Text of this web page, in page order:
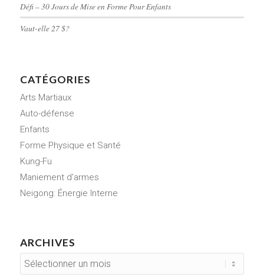
Défi – 30 Jours de Mise en Forme Pour Enfants
Vaut-elle 27 $?
CATÉGORIES
Arts Martiaux
Auto-défense
Enfants
Forme Physique et Santé
Kung-Fu
Maniement d'armes
Neigong: Énergie Interne
ARCHIVES